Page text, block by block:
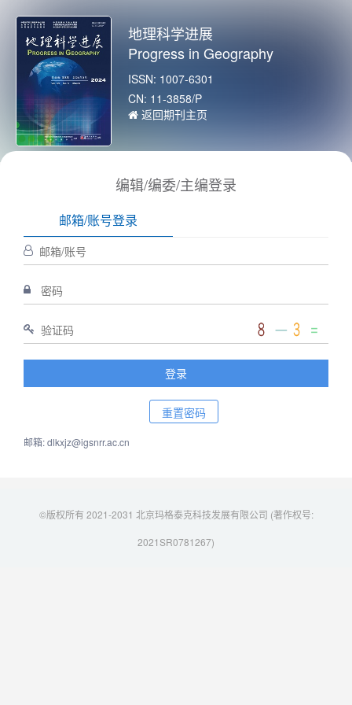
地理科学进展
Progress in Geography
ISSN: 1007-6301
CN: 11-3858/P
返回期刊主页
编辑/编委/主编登录
邮箱/账号登录
邮箱: dlkxjz@igsnrr.ac.cn
©版权所有 2021-2031 北京玛格泰克科技发展有限公司 (著作权号:
2021SR0781267)